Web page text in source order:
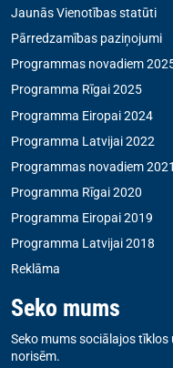
Jaunās Vienotības statūti
Pārredzamības paziņojumi
Programmas novadiem
Programma Rīgai 2025
Programma Eiropai 2024
Programma Latvijai 2022
Programmas novadiem 2021
Programma Rīgai 2020
Programma Eiropai 2019
Programma Latvijai 2018
Reklāma
Seko mums
Seko mums sociālajos
norisēm.